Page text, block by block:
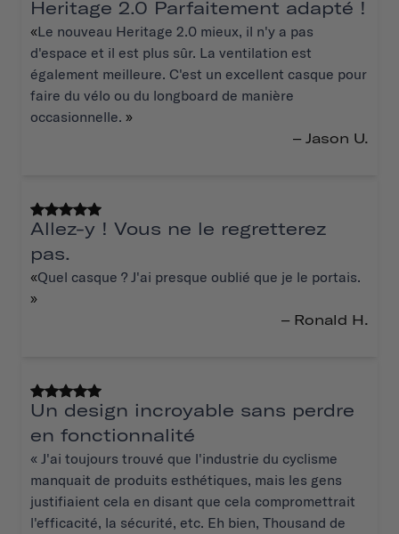
Heritage 2.0 Parfaitement adapté !
«Le nouveau Heritage 2.0 mieux, il n'y a pas
d'espace et il est plus sûr. La ventilation est
également meilleure. C'est un excellent casque pour
faire du vélo ou du longboard de manière
occasionnelle. »
– Jason U.
Allez-y ! Vous ne le regretterez
pas.
«Quel casque ? J'ai presque oublié que je le portais.
»
– Ronald H.
Un design incroyable sans perdre
en fonctionnalité
« J'ai toujours trouvé que l'industrie du cyclisme
manquait de produits esthétiques, mais les gens
justifiaient cela en disant que cela compromettrait
l'efficacité, la sécurité, etc. Eh bien, Thousand de